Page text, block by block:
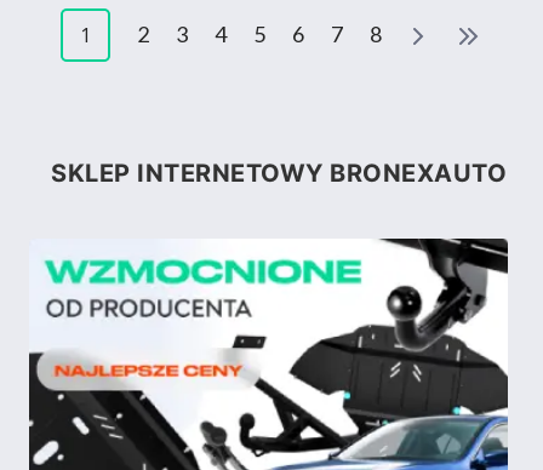
1 2 3 4 5 6 7 8
SKLEP INTERNETOWY BRONEXAUTO